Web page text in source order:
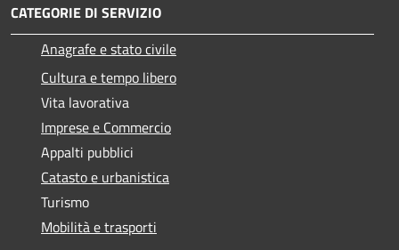
CATEGORIE DI SERVIZIO
Anagrafe e stato civile
Cultura e tempo libero
Vita lavorativa
Imprese e Commercio
Appalti pubblici
Catasto e urbanistica
Turismo
Mobilità e trasporti